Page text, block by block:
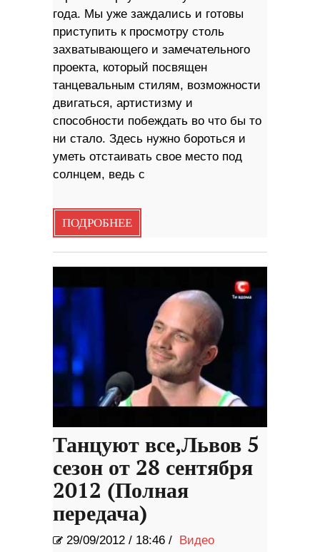
года. Мы уже заждались и готовы
приступить к просмотру столь
захватывающего и замечательного
проекта, который посвящен
танцевальным стилям, возможности
двигаться, артистизму и
способности побеждать во что бы то
ни стало. Здесь нужно бороться и
уметь отстаивать свое место под
солнцем, ведь с
ПОДРОБНЕЕ
Танцуют все,Львов 5
сезон от 28 сентября
2012 (Полная
передача)
29/09/2012 / 18:46 / Видео